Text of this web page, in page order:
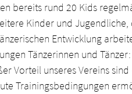
bereits rund 20 Kids
Kinder und
Entwicklung
Tänzerinnen und
Vorteil unseres Vereins
Trainingsbedingungen